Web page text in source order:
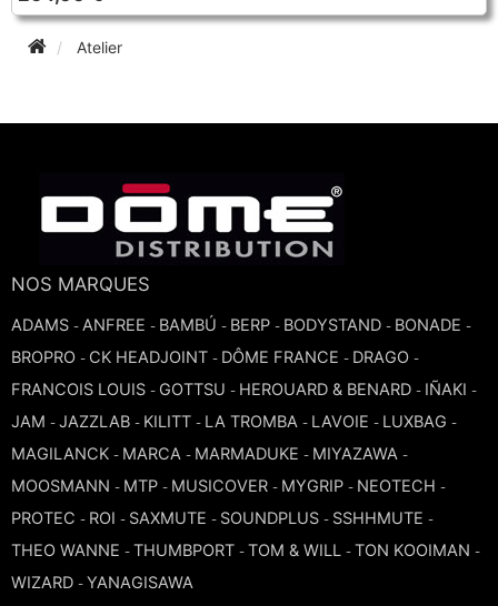
Atelier
NOS MARQUES
ADAMS - ANFREE - BAMBÚ - BERP - BODYSTAND - BONADE -
BROPRO - CK HEADJOINT - DÔME FRANCE - DRAGO -
FRANCOIS LOUIS - GOTTSU - HEROUARD & BENARD - IÑAKI -
JAM - JAZZLAB - KILITT - LA TROMBA - LAVOIE - LUXBAG -
MAGILANCK - MARCA - MARMADUKE - MIYAZAWA -
MOOSMANN - MTP - MUSICOVER - MYGRIP - NEOTECH -
PROTEC - ROI - SAXMUTE - SOUNDPLUS - SSHHMUTE -
THEO WANNE - THUMBPORT - TOM & WILL - TON KOOIMAN -
WIZARD - YANAGISAWA